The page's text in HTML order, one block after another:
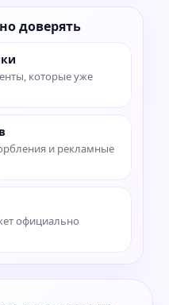
доверять
которые уже
и рекламные
официально